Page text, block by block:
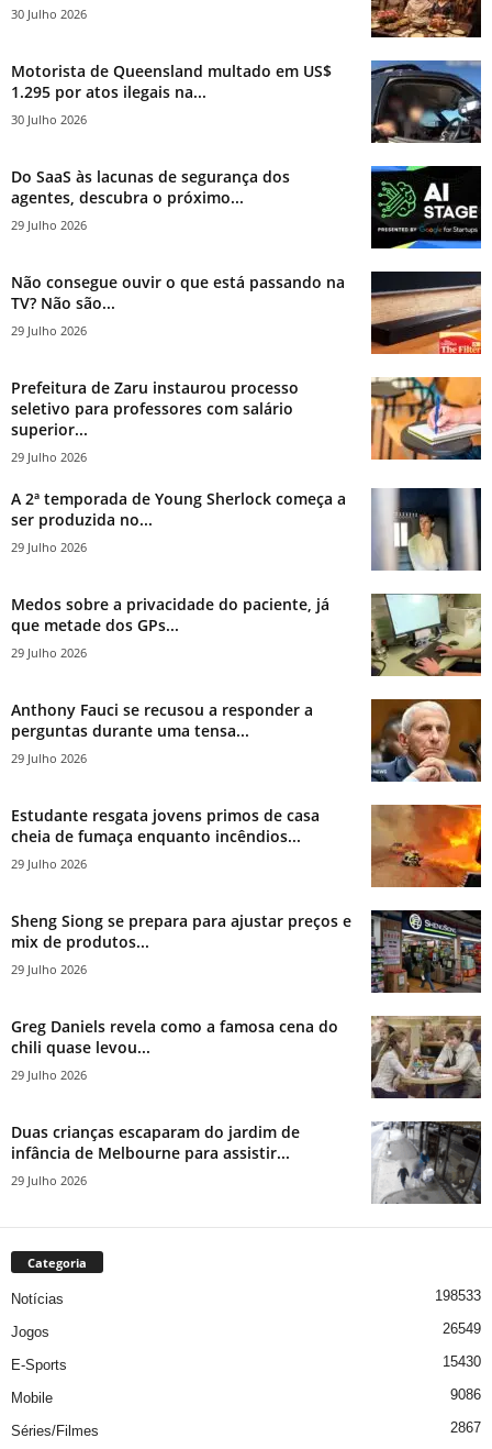
30 Julho 2026
Motorista de Queensland multado em US$
1.295 por atos ilegais na...
30 Julho 2026
Do SaaS às lacunas de segurança dos
agentes, descubra o próximo...
29 Julho 2026
Não consegue ouvir o que está passando na
TV? Não são...
29 Julho 2026
Prefeitura de Zaru instaurou processo
seletivo para professores com salário
superior...
29 Julho 2026
A 2ª temporada de Young Sherlock começa a
ser produzida no...
29 Julho 2026
Medos sobre a privacidade do paciente, já
que metade dos GPs...
29 Julho 2026
Anthony Fauci se recusou a responder a
perguntas durante uma tensa...
29 Julho 2026
Estudante resgata jovens primos de casa
cheia de fumaça enquanto incêndios...
29 Julho 2026
Sheng Siong se prepara para ajustar preços e
mix de produtos...
29 Julho 2026
Greg Daniels revela como a famosa cena do
chili quase levou...
29 Julho 2026
Duas crianças escaparam do jardim de
infância de Melbourne para assistir...
29 Julho 2026
Categoria
Notícias 198533
Jogos 26549
E-Sports 15430
Mobile 9086
Séries/Filmes 2867